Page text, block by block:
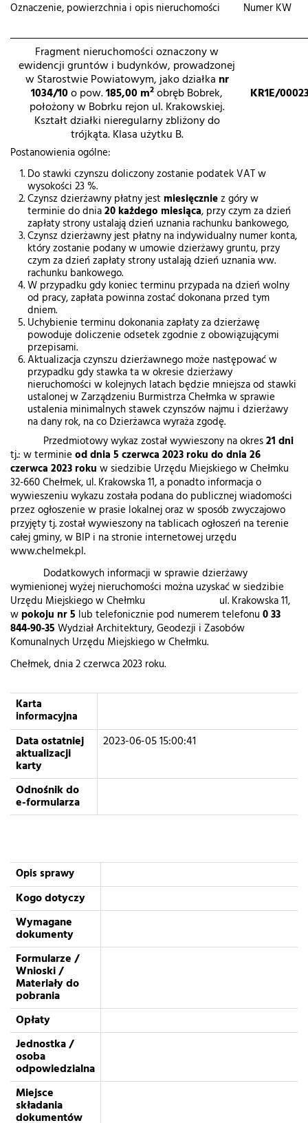
Oznaczenie, powierzchnia i opis nieruchomości Numer KW
Fragment nieruchomości oznaczony w
ewidencji gruntów i budynków, prowadzonej
w Starostwie Powiatowym, jako działka nr
1034/10o pow.185,00 m2 obręb Bobrek,
położony w Bobrku rejon ul. Krakowskiej.
Kształt działki nieregularny zbliżony do
trójkąta. Klasa użytku B.
KR1E/
Postanowienia ogólne:
Do stawki czynszu doliczony zostanie podatek VAT w
wysokości 23 %.
Czynsz dzierżawny płatny jest miesięczniez góry w
terminie do dnia20 każdego miesiąca, przy czym za dzień
zapłaty strony ustalają dzień uznania rachunku bankowego,
Czynsz dzierżawny jest płatny na indywidualny numer konta,
który zostanie podany w umowie dzierżawy gruntu, przy
czym za dzień zapłaty strony ustalają dzień uznania ww.
rachunku bankowego.
W przypadku gdy koniec terminu przypada na dzień wolny
od pracy, zapłata powinna zostać dokonana przed tym
dniem.
Uchybienie terminu dokonania zapłaty za dzierżawę
powoduje doliczenie odsetek zgodnie z obowiązującymi
przepisami.
Aktualizacja czynszu dzierżawnego może następować w
przypadku gdy stawka ta w okresie dzierżawy
nieruchomości w kolejnych latach będzie mniejsza od stawki
ustalonej w Zarządzeniu Burmistrza Chełmka w sprawie
ustalenia minimalnych stawek czynszów najmu i dzierżawy
na dany rok, na co Dzierżawca wyraża zgodę.
Przedmiotowy wykaz został wywieszony na okres21 dni
tj.: w terminieod dnia 5 czerwca 2023 roku do dnia 26
czerwca 2023 roku w siedzibie Urzędu Miejskiego w Chełmku
32-660 Chełmek, ul. Krakowska 11, a ponadto informacja o
wywieszeniu wykazu została podana do publicznej wiadomości
przez ogłoszenie w prasie lokalnej oraz w sposób zwyczajowo
przyjęty tj. został wywieszony na tablicach ogłoszeń na terenie
całej gminy, w BIP i na stronie internetowej urzędu
www.chelmek.pl.
Dodatkowych informacji w sprawie dzierżawy
wymienionej wyżej nieruchomości można uzyskać w siedzibie
Urzędu Miejskiego w Chełmku ul. Krakowska 11,
wpokoju nr 5 lub telefonicznie pod numerem telefonu 0 33
844-90-35 Wydział Architektury, Geodezji i Zasobów
Komunalnych Urzędu Miejskiego w Chełmku.
Chełmek, dnia 2 czerwca 2023 roku.
Karta
informacyjna
Data ostatniej
aktualizacji
karty
2023-06-05 15:00:41
Odnośnik do
e-formularza
Opis sprawy
Kogo dotyczy
Wymagane
dokumenty
Formularze /
Wnioski /
Materiały do
pobrania
Opłaty
Jednostka /
osoba
odpowiedzialna
Miejsce
składania
dokumentów